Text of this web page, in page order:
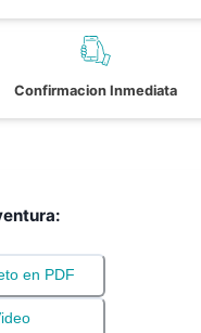
Confirmacion Inmediata
en PDF